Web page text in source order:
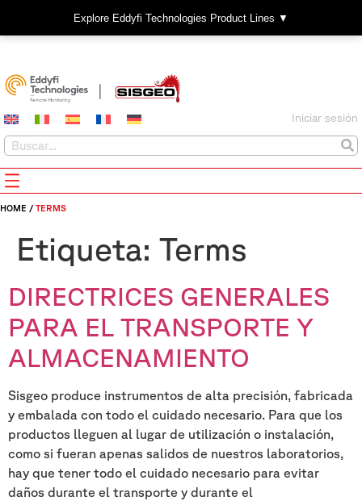
Explore Eddyfi Technologies Product Lines ▼
Iniciar sesión
HOME / TERMS
Etiqueta: Terms
DIRECTRICES GENERALES
PARA EL TRANSPORTE Y
ALMACENAMIENTO
Sisgeo produce instrumentos de alta precisión, fabricada
y embalada con todo el cuidado necesario. Para que los
productos lleguen al lugar de utilización o instalación,
como si fueran apenas salidos de nuestros laboratorios,
hay que tener todo el cuidado necesario para evitar
daños durante el transporte y durante el